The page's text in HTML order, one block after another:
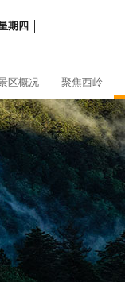
期四 │
区概况 聚焦西岭